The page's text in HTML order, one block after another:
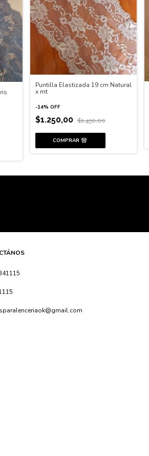
Puntilla Elastizada 19 cm Natural
x mt
-14% OFF
$1.250,00 $1.450,00